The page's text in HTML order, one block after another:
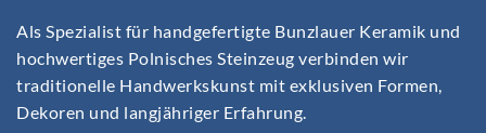
Als Spezialist für handgefertigte Bunzlauer Keramik und
hochwertiges Polnisches Steinzeug verbinden wir
traditionelle Handwerkskunst mit exklusiven Formen,
Dekoren und langjähriger Erfahrung.